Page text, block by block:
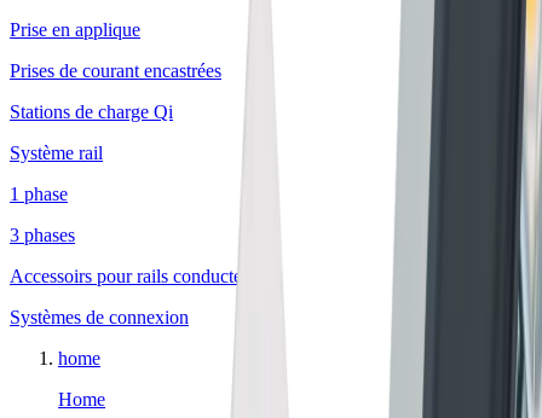
Prise en applique
Prises de courant encastrées
Stations de charge Qi
Système rail
1 phase
3 phases
Accessoirs pour rails conducteurs
Systèmes de connexion
home
Home